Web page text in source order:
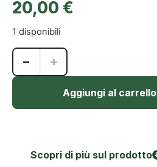
20,00 €
1 disponibili
− +
Aggiungi al carrello
Scopri di più sul prodotto